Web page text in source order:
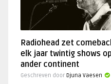
Radiohead zet
elk jaar twintig shows
ander continent
Geschreven door Djuna Vaesen